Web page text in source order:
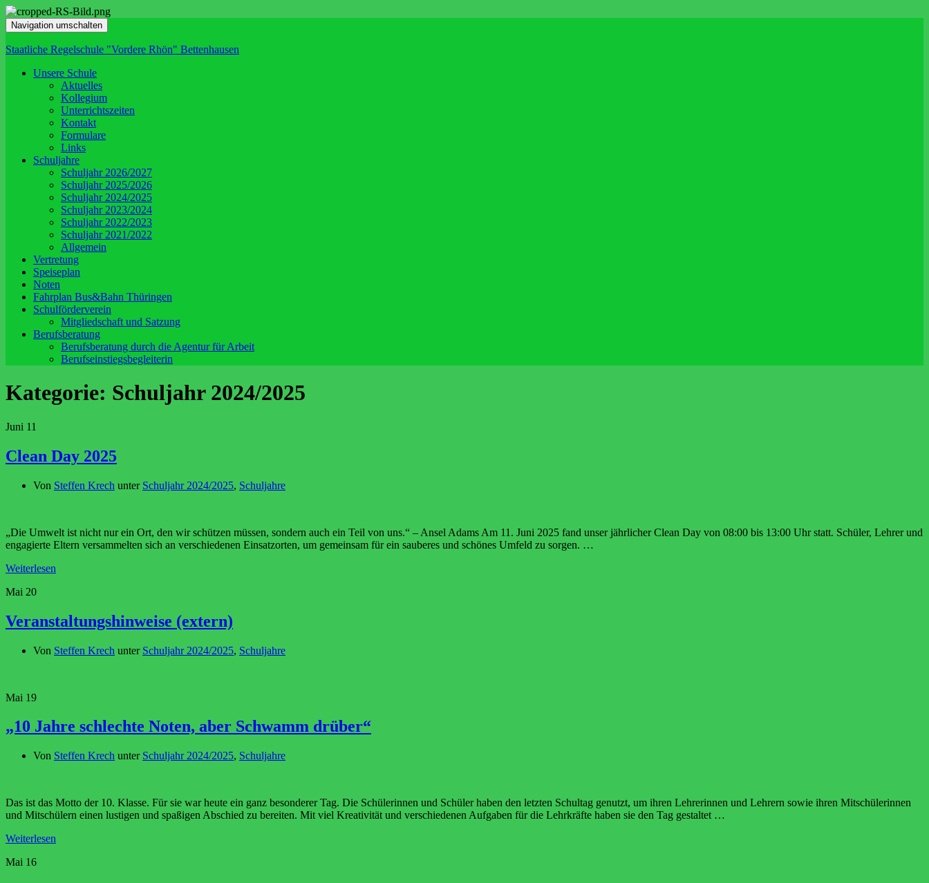
Navigation umschalten
Staatliche Regelschule "Vordere Rhön" Bettenhausen
Unsere Schule
Aktuelles
Kollegium
Unterrichtszeiten
Kontakt
Formulare
Links
Schuljahre
Schuljahr 2026/2027
Schuljahr 2025/2026
Schuljahr 2024/2025
Schuljahr 2023/2024
Schuljahr 2022/2023
Schuljahr 2021/2022
Allgemein
Vertretung
Speiseplan
Noten
Fahrplan Bus&Bahn Thüringen
Schulförderverein
Mitgliedschaft und Satzung
Berufsberatung
Berufsberatung durch die Agentur für Arbeit
Berufseinstiegsbegleiterin
Kategorie: Schuljahr 2024/2025
Juni 11
Clean Day 2025
Von Steffen Krech unter Schuljahr 2024/2025, Schuljahre
„Die Umwelt ist nicht nur ein Ort, den wir schützen müssen, sondern auch ein Teil von uns.“ – Ansel Adams Am 11. Juni 2025 fand unser jährlicher Clean Day von 08:00 bis 13:00 Uhr statt. Schüler, Lehrer und
engagierte Eltern versammelten sich an verschiedenen Einsatzorten, um gemeinsam für ein sauberes und schönes Umfeld zu sorgen. …
Weiterlesen
Mai 20
Veranstaltungshinweise (extern)
Von Steffen Krech unter Schuljahr 2024/2025, Schuljahre
Mai 19
„10 Jahre schlechte Noten, aber Schwamm drüber“
Von Steffen Krech unter Schuljahr 2024/2025, Schuljahre
Das ist das Motto der 10. Klasse. Für sie war heute ein ganz besonderer Tag. Die Schülerinnen und Schüler haben den letzten Schultag genutzt, um ihren Lehrerinnen und Lehrern sowie ihren Mitschülerinnen
und Mitschülern einen lustigen und spaßigen Abschied zu bereiten. Mit viel Kreativität und verschiedenen Aufgaben für die Lehrkräfte haben sie den Tag gestaltet …
Weiterlesen
Mai 16